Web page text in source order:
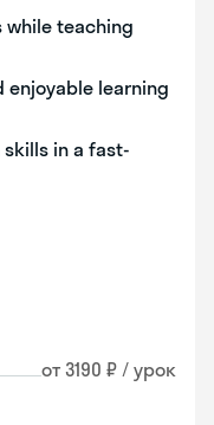
while teaching
enjoyable learning
skills in a fast-
от 3190 ₽ / урок